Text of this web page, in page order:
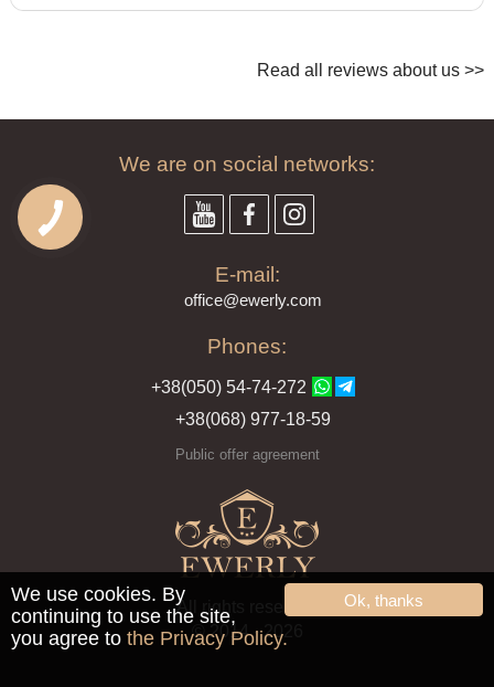
Read all reviews about us >>
We are on social networks:
E-mail:
office@ewerly.com
Phones:
+38(050) 54-74-272
+38(068) 977-18-59
Public offer agreement
All rights reserved
© 2014 - 2026
Ok, thanks
We use cookies. By
continuing to use the site,
you agree to the Privacy Policy.